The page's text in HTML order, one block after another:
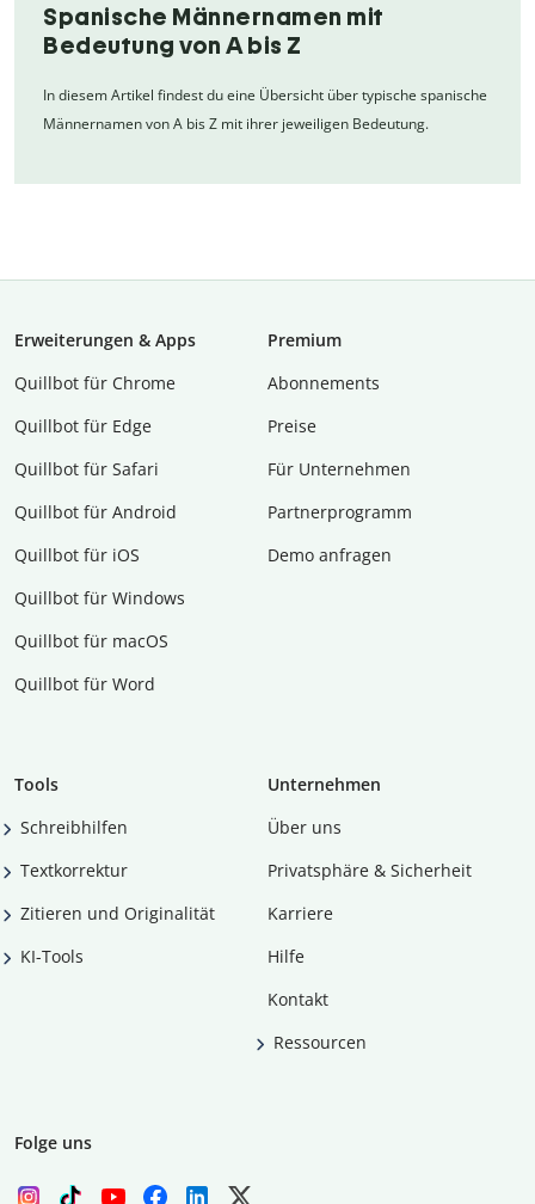
Spanische Männernamen mit
Bedeutung von A bis Z
In diesem Artikel findest du eine Übersicht über typische spanische
Männernamen von A bis Z mit ihrer jeweiligen Bedeutung.
Erweiterungen & Apps
Quillbot für Chrome
Quillbot für Edge
Quillbot für Safari
Quillbot für Android
Quillbot für iOS
Quillbot für Windows
Quillbot für macOS
Quillbot für Word
Premium
Abon­ne­ments
Preise
Für Unternehmen
Partnerprogramm
Demo anfragen
Tools
Schreibhilfen
Textkorrektur
Zitieren und Originalität
KI-Tools
Unternehmen
Über uns
Privatsphäre & Sicherheit
Karriere
Hilfe
Kontakt
Ressourcen
Folge uns